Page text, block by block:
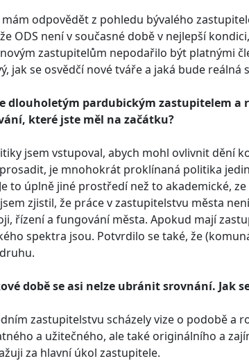
odpovědět z pohledu bývalého
ODS není v současné době v nejlepší
zastupitelům nepodařilo být platnými
jak se osvědčí nové tváře a jaká bude
dlouholetým pardubickým zastupitelem
které jste měl na začátku?
jsem vstupoval, abych mohl ovlivnit dění
je mnohokrát proklínaná politika
to úplně jiné prostředí než to akademické,
zjistil, že práce v zastupitelstvu města
řízení a fungování města. Apokud mají
spektra jsou. Potvrdilo se také, že
době se asi nelze ubránit srovnání.
zastupitelstvu scházely vize o podobě a
a užitečného, ale také originálního a
za hlavní úkol zastupitele.